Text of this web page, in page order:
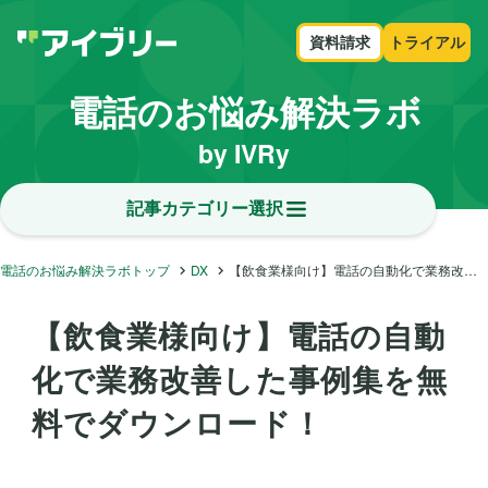
資料請求 トライアル
電話のお悩み解決ラボ
by IVRy
記事カテゴリー選択
電話のお悩み解決ラボトップ DX 【飲食業様向け】電話の自動化で業務改善した事例集を無料でダウンロード！
【飲食業様向け】電話の自動
化で業務改善した事例集を無
料でダウンロード！